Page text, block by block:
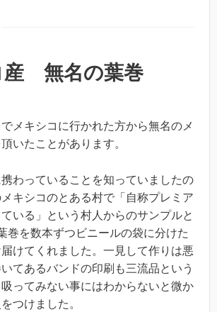
産 無名の葉巻
メキシコに行かれた方から無名のメ
いたことがあります。
わっていることを知っていましたの
キシコのとある村で「自称プレミア
いる」という村人からのサンプルと
巻を数本ずつビニールの袋に分けた
けてくれました。一見して作りは悪
てあるバンドの印刷も三流品という
ってみない事にはわからないと微か
つけました。